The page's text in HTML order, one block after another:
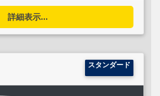
詳細表示...
スタンダード